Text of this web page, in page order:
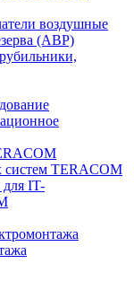
воздушные
(АВР)
TERACOM
IT-